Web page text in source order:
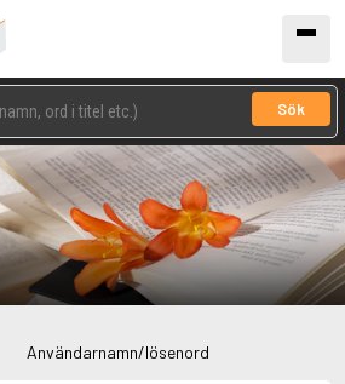
Sök
Användarnamn/lösenord